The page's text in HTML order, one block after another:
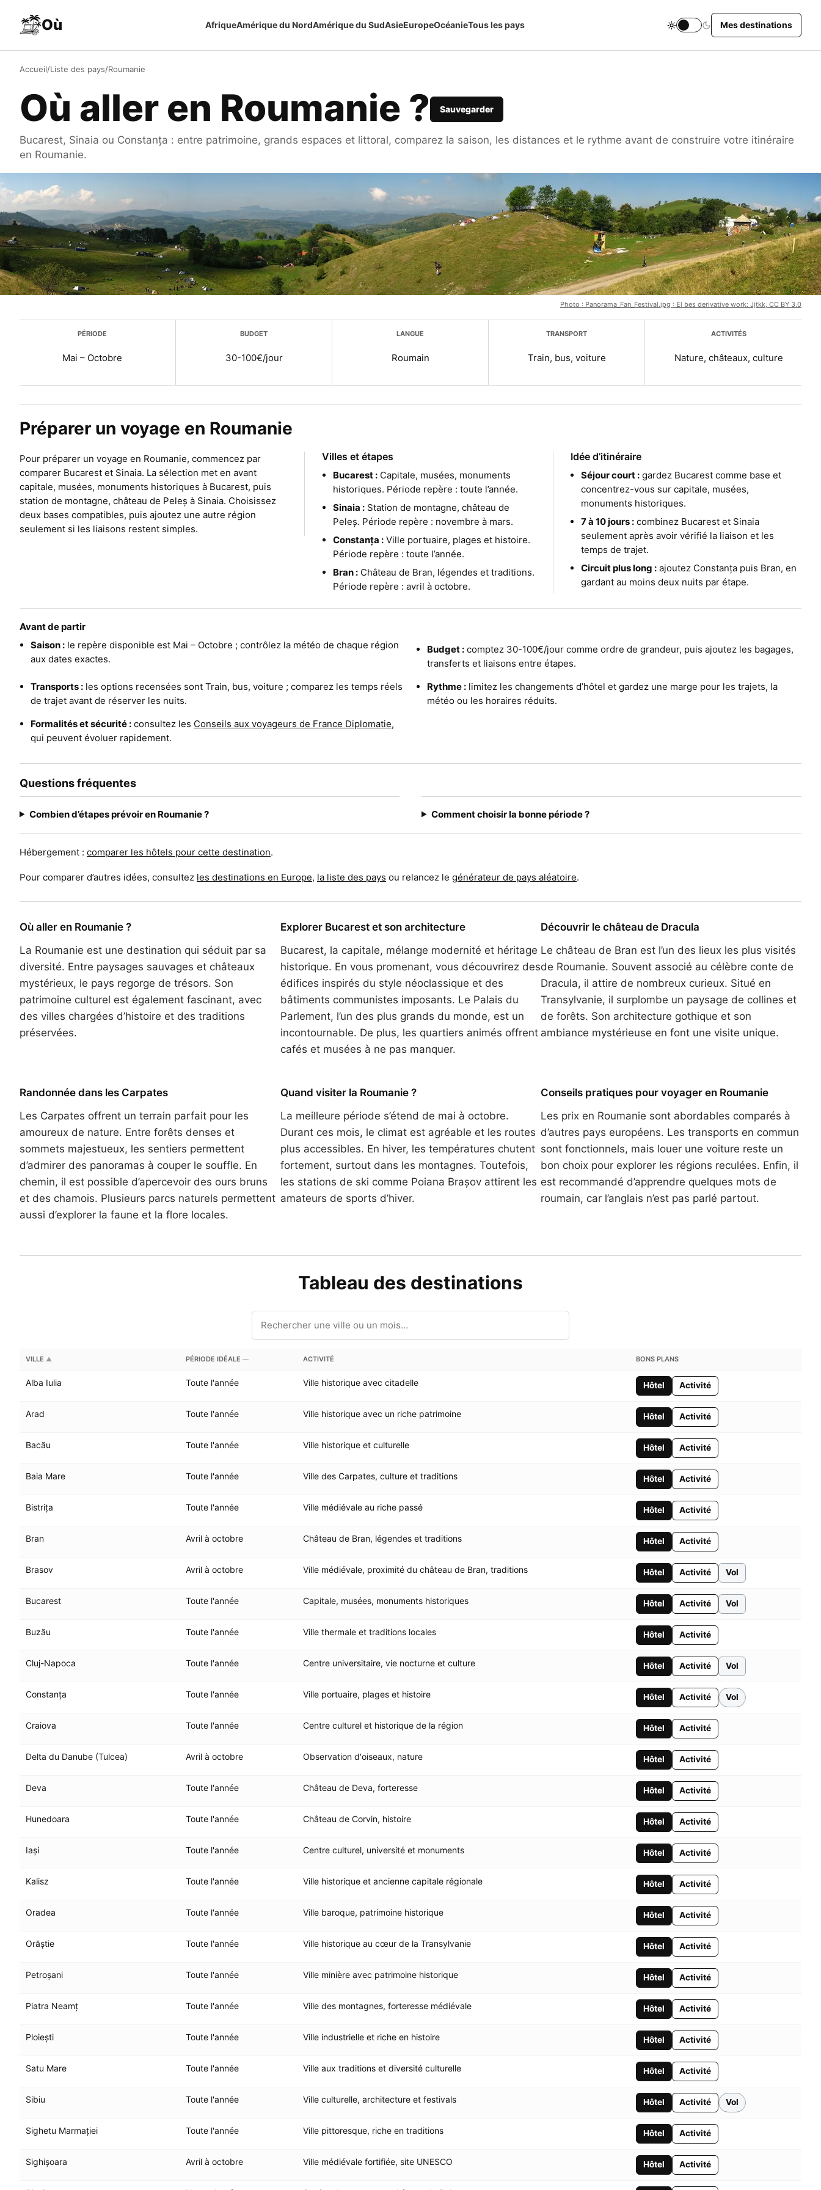
Où AfriqueAmérique du NordAmérique du SudAsieEuropeOcéanieTous les pays
Changer le thème du site
Mes destinations
Accueil/Liste des pays/Roumanie
Où aller en Roumanie ? Sauvegarder
Bucarest, Sinaia ou Constanța : entre patrimoine, grands espaces et littoral, comparez la saison, les distances et le rythme avant de construire votre itinéraire
en Roumanie.
Photo : Panorama_Fan_Festival.jpg : El bes derivative work: Jjtkk, CC BY 3.0
Plus d’infos
PÉRIODE
Mai – Octobre
BUDGET
30-100€/jour
LANGUE
Roumain
TRANSPORT
Train, bus, voiture
ACTIVITÉS
Nature, châteaux, culture
Préparer un voyage en Roumanie
Pour préparer un voyage en Roumanie, commencez par
comparer Bucarest et Sinaia. La sélection met en avant
capitale, musées, monuments historiques à Bucarest, puis
station de montagne, château de Peleș à Sinaia. Choisissez
deux bases compatibles, puis ajoutez une autre région
seulement si les liaisons restent simples.
Villes et étapes
Bucarest :Capitale, musées, monuments
historiques. Période repère : toute l’année.
Sinaia :Station de montagne, château de
Peleș. Période repère : novembre à mars.
Constanța :Ville portuaire, plages et histoire.
Période repère : toute l’année.
Bran :Château de Bran, légendes et traditions.
Période repère : avril à octobre.
Idée d’itinéraire
Séjour court : gardez Bucarest comme base et
concentrez-vous sur capitale, musées,
monuments historiques.
7 à 10 jours : combinez Bucarest et Sinaia
seulement après avoir vérifié la liaison et les
temps de trajet.
Circuit plus long : ajoutez Constanța puis Bran, en
gardant au moins deux nuits par étape.
Avant de partir
Saison : le repère disponible est Mai – Octobre ; contrôlez la météo de chaque région
aux dates exactes.
Budget : comptez 30-100€/jour comme ordre de grandeur, puis ajoutez les bagages,
transferts et liaisons entre étapes.
Transports : les options recensées sont Train, bus, voiture ; comparez les temps réels
de trajet avant de réserver les nuits.
Rythme : limitez les changements d’hôtel et gardez une marge pour les trajets, la
météo ou les horaires réduits.
Formalités et sécurité : consultez les Conseils aux voyageurs de France Diplomatie,
qui peuvent évoluer rapidement.
Questions fréquentes
Combien d’étapes prévoir en Roumanie ? Comment choisir la bonne période ?
Hébergement : comparer les hôtels pour cette destination.
Pour comparer d’autres idées, consultez les destinations en Europe, la liste des pays ou relancez le générateur de pays aléatoire.
Où aller en Roumanie ?
La Roumanie est une destination qui séduit par sa
diversité. Entre paysages sauvages et châteaux
mystérieux, le pays regorge de trésors. Son
patrimoine culturel est également fascinant, avec
des villes chargées d’histoire et des traditions
préservées.
Explorer Bucarest et son architecture
Bucarest, la capitale, mélange modernité et héritage
historique. En vous promenant, vous découvrirez des
édifices inspirés du style néoclassique et des
bâtiments communistes imposants. Le Palais du
Parlement, l’un des plus grands du monde, est un
incontournable. De plus, les quartiers animés offrent
cafés et musées à ne pas manquer.
Découvrir le château de Dracula
Le château de Bran est l’un des lieux les plus visités
de Roumanie. Souvent associé au célèbre conte de
Dracula, il attire de nombreux curieux. Situé en
Transylvanie, il surplombe un paysage de collines et
de forêts. Son architecture gothique et son
ambiance mystérieuse en font une visite unique.
Randonnée dans les Carpates
Les Carpates offrent un terrain parfait pour les
amoureux de nature. Entre forêts denses et
sommets majestueux, les sentiers permettent
d’admirer des panoramas à couper le souffle. En
chemin, il est possible d’apercevoir des ours bruns
et des chamois. Plusieurs parcs naturels permettent
aussi d’explorer la faune et la flore locales.
Quand visiter la Roumanie ?
La meilleure période s’étend de mai à octobre.
Durant ces mois, le climat est agréable et les routes
plus accessibles. En hiver, les températures chutent
fortement, surtout dans les montagnes. Toutefois,
les stations de ski comme Poiana Brașov attirent les
amateurs de sports d’hiver.
Conseils pratiques pour voyager en Roumanie
Les prix en Roumanie sont abordables comparés à
d’autres pays européens. Les transports en commun
sont fonctionnels, mais louer une voiture reste un
bon choix pour explorer les régions reculées. Enfin, il
est recommandé d’apprendre quelques mots de
roumain, car l’anglais n’est pas parlé partout.
Tableau des destinations
VILLE ▲ PÉRIODE IDÉALE — ACTIVITÉ BONS PLANS
Alba Iulia Toute l'année Ville historique avec citadelle Hôtel Activité
Arad Toute l'année Ville historique avec un riche patrimoine Hôtel Activité
Bacău Toute l'année Ville historique et culturelle Hôtel Activité
Baia Mare Toute l'année Ville des Carpates, culture et traditions Hôtel Activité
Bistrița Toute l'année Ville médiévale au riche passé Hôtel Activité
Bran Avril à octobre Château de Bran, légendes et traditions Hôtel Activité
Brasov Avril à octobre Ville médiévale, proximité du château de Bran, traditions Hôtel Activité Vol
Bucarest Toute l'année Capitale, musées, monuments historiques Hôtel Activité Vol
Buzău Toute l'année Ville thermale et traditions locales Hôtel Activité
Cluj-Napoca Toute l'année Centre universitaire, vie nocturne et culture Hôtel Activité Vol
Constanța Toute l'année Ville portuaire, plages et histoire Hôtel Activité Vol
Craiova Toute l'année Centre culturel et historique de la région Hôtel Activité
Delta du Danube (Tulcea) Avril à octobre Observation d'oiseaux, nature Hôtel Activité
Deva Toute l'année Château de Deva, forteresse Hôtel Activité
Hunedoara Toute l'année Château de Corvin, histoire Hôtel Activité
Iași Toute l'année Centre culturel, université et monuments Hôtel Activité
Kalisz Toute l'année Ville historique et ancienne capitale régionale Hôtel Activité
Oradea Toute l'année Ville baroque, patrimoine historique Hôtel Activité
Orăștie Toute l'année Ville historique au cœur de la Transylvanie Hôtel Activité
Petroșani Toute l'année Ville minière avec patrimoine historique Hôtel Activité
Piatra Neamț Toute l'année Ville des montagnes, forteresse médiévale Hôtel Activité
Ploiești Toute l'année Ville industrielle et riche en histoire Hôtel Activité
Satu Mare Toute l'année Ville aux traditions et diversité culturelle Hôtel Activité
Sibiu Toute l'année Ville culturelle, architecture et festivals Hôtel Activité Vol
Sighetu Marmației Toute l'année Ville pittoresque, riche en traditions Hôtel Activité
Sighișoara Avril à octobre Ville médiévale fortifiée, site UNESCO Hôtel Activité